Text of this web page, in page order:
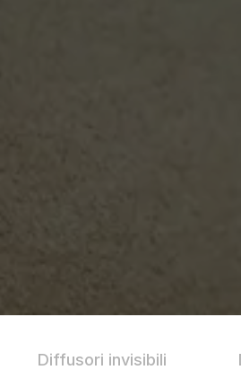
Diffusori invisibili